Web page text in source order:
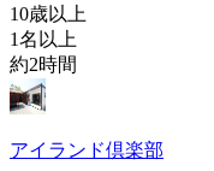
10歳以上
1名以上
約2時間
アイランド倶楽部